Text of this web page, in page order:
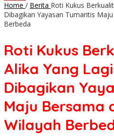
Home / Berita Roti Kukus
Dibagikan Yayasan Tumaritis
Berbeda
Roti Kukus
Alika Yang
Dibagikan
Maju Bersama
Wilayah